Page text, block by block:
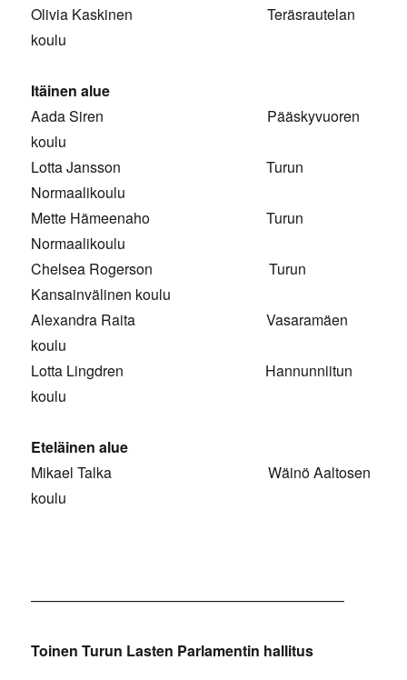
Olivia Kaskinen Teräsrautelan
koulu
Itäinen alue
Aada Siren Pääskyvuoren
koulu
Lotta Jansson Turun
Normaalikoulu
Mette Hämeenaho Turun
Normaalikoulu
Chelsea Rogerson Turun
Kansainvälinen koulu
Alexandra Raita Vasaramäen
koulu
Lotta Lingdren Hannunniitun
koulu
Eteläinen alue
Mikael Talka Wäinö Aaltosen
koulu
—————————————————————–
Toinen Turun Lasten Parlamentin hallitus